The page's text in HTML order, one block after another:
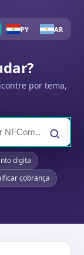
PY AR
por tema,
digita
cobrança